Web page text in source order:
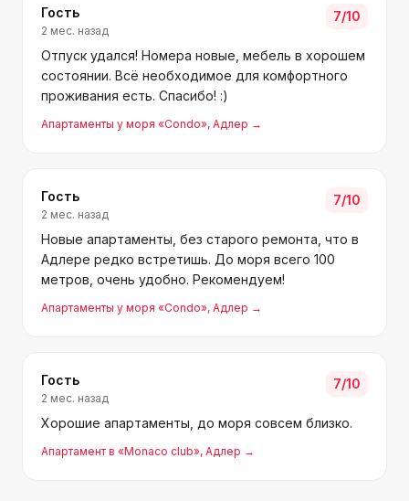
Гость
2 мес. назад
7/10
Отпуск удался! Номера новые, мебель в хорошем
состоянии. Всё необходимое для комфортного
проживания есть. Спасибо! :)
Апартаменты у моря «Condo», Адлер →
Гость
2 мес. назад
7/10
Новые апартаменты, без старого ремонта, что в
Адлере редко встретишь. До моря всего 100
метров, очень удобно. Рекомендуем!
Апартаменты у моря «Condo», Адлер →
Гость
2 мес. назад
7/10
Хорошие апартаменты, до моря совсем близко.
Апартамент в «Monaco club», Адлер →